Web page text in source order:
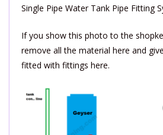
Single Pipe Water Tank Pipe Fitting
If you show this photo to the
remove all the material here and
fitted with fittings here.